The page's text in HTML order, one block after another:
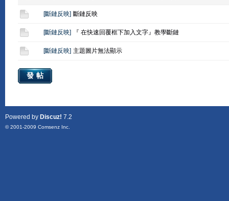
[斷鏈反映] 斷鏈反映
[斷鏈反映] 『 在快速回覆框下加入文字』教學斷鏈
[斷鏈反映] 主題圖片無法顯示
發帖
Powered by Discuz! 7.2
© 2001-2009 Comsenz Inc.